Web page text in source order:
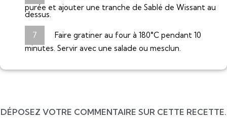
purée et ajouter une tranche de Sablé de Wissant au
dessus.
Faire gratiner au four à 180°C pendant 10
minutes. Servir avec une salade ou mesclun.
DÉPOSEZ VOTRE COMMENTAIRE SUR CETTE RECETTE.